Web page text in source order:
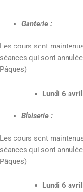
Ganterie :
Les cours sont
séances qui sont
Pâques)
Lundi 6
Blaiserie :
Les cours sont
séances qui sont
Pâques)
Lundi 6